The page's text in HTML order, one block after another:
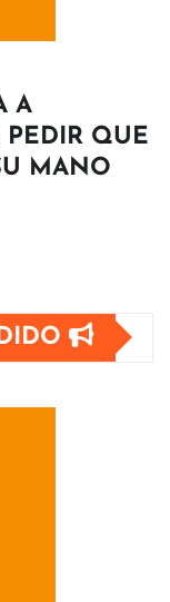
A
QUE
MANO